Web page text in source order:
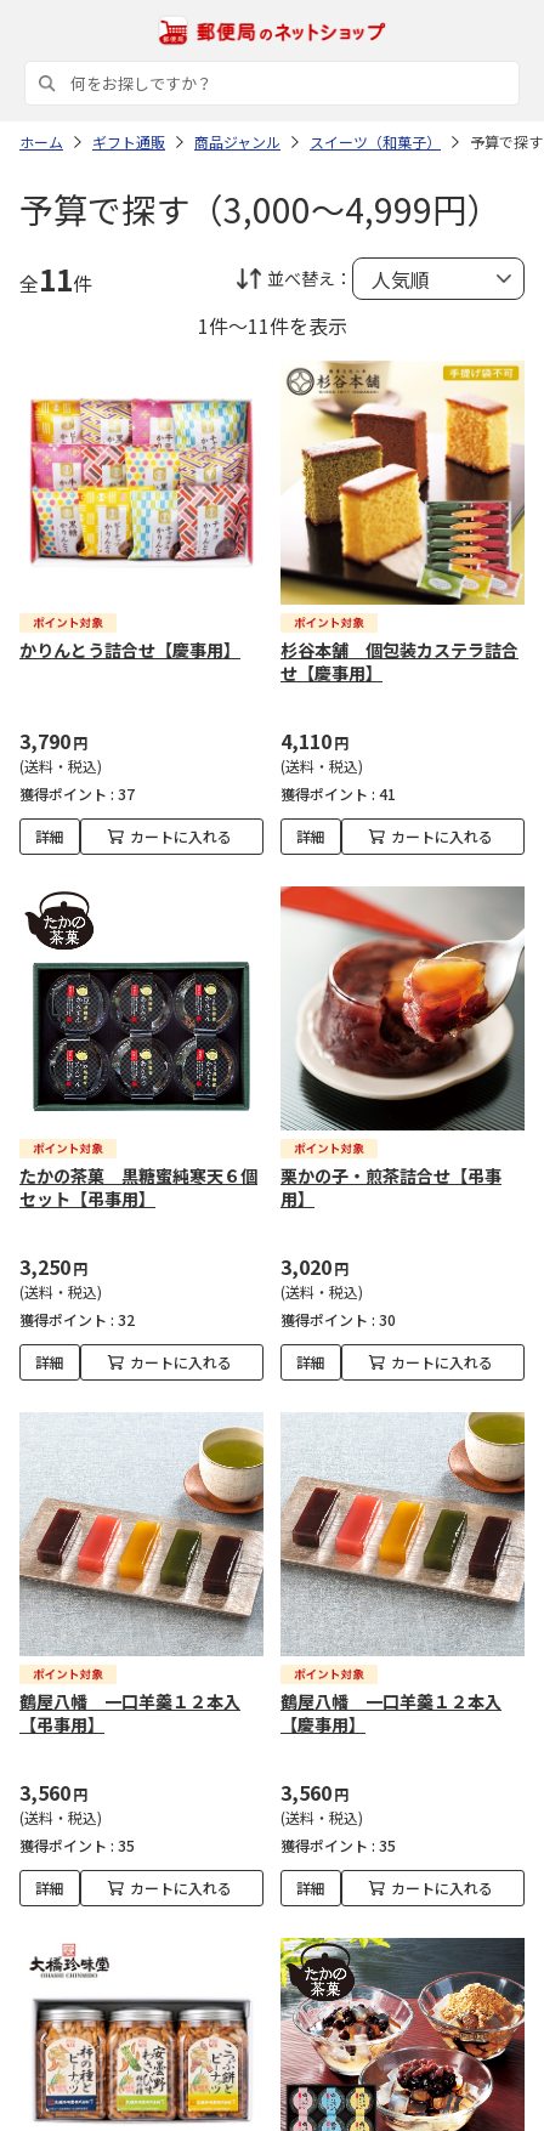
ホーム ギフト通販 商品ジャンル スイーツ（和菓子） 予算で探
予算で探す（3,000～4,999円）
全11件 並べ替え：
1件～11件を表示
かりんとう詰合せ【慶事用】
3,790円
(送料・税込)
獲得ポイント : 37
詳細 カートに入れる
杉谷本舗 個包装カステラ詰合
せ【慶事用】
4,110円
(送料・税込)
獲得ポイント : 41
詳細 カートに入れる
たかの茶菓 黒糖蜜純寒天６個
セット【弔事用】
3,250円
(送料・税込)
獲得ポイント : 32
詳細 カートに入れる
栗かの子・煎茶詰合せ【弔事
用】
3,020円
(送料・税込)
獲得ポイント : 30
詳細 カートに入れる
鶴屋八幡 一口羊羹１２本入
【弔事用】
3,560円
(送料・税込)
獲得ポイント : 35
詳細 カートに入れる
鶴屋八幡 一口羊羹１２本入
【慶事用】
3,560円
(送料・税込)
獲得ポイント : 35
詳細 カートに入れる